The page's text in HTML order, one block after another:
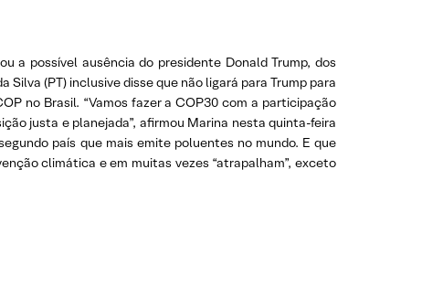
a possível ausência do presidente Donald Trump, dos
(PT) inclusive disse que não ligará para Trump para
no Brasil. “Vamos fazer a COP30 com a participação
justa e planejada”, afirmou Marina nesta quinta-feira
país que mais emite poluentes no mundo. E que
climática e em muitas vezes “atrapalham”, exceto